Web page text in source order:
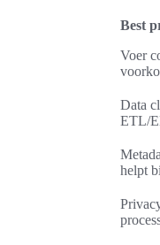
Best
Voer
Data
ETL/
helpt